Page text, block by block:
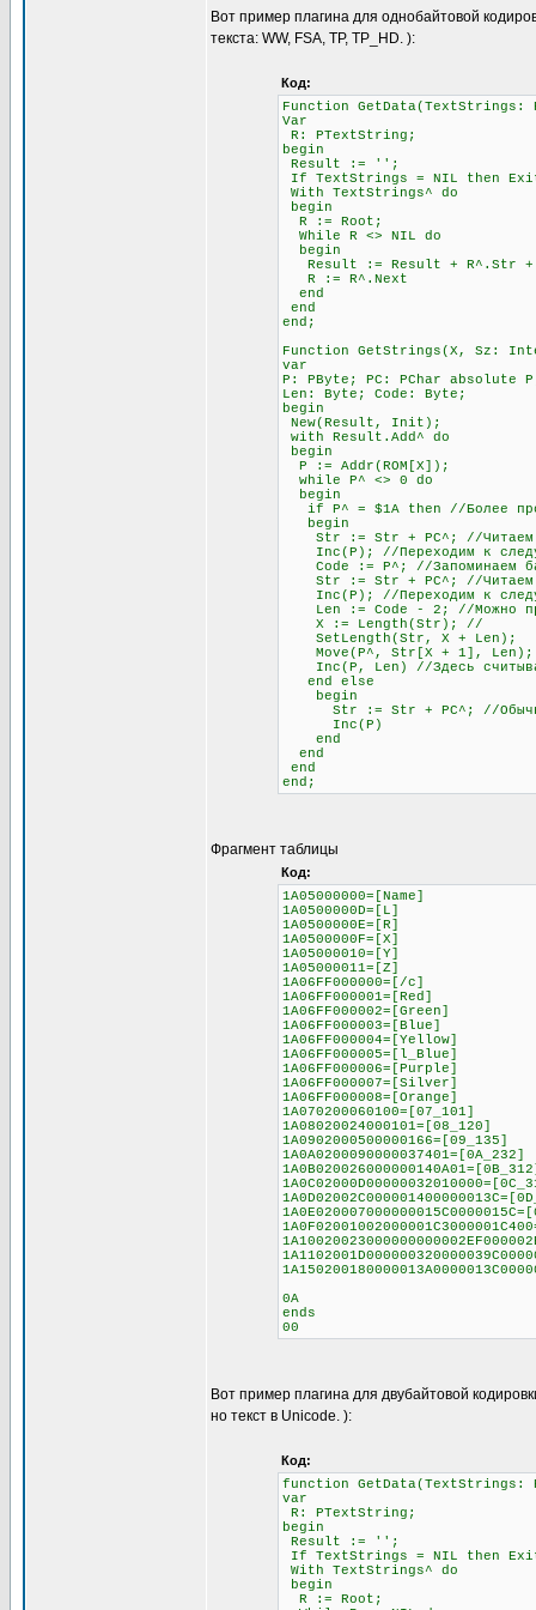
Вот пример плагина для однобайтовой
текста: WW, FSA, TP, TP_HD. ):
Код:
Function
Var
R: PTextString;
begin
Result := '';
If TextStrings = NIL then
With TextStrings^ do
begin
R := Root;
While R <> NIL do
begin
Result := Result + R^.Str +
R := R^.Next
end
end
end;
Function GetStrings(X, Sz:
var
P: PByte; PC: PChar absolute
Len: Byte; Code: Byte;
begin
New(Result, Init);
with Result.Add^ do
begin
P := Addr(ROM[X]);
while P^ <> 0 do
begin
if P^ = $1A then //Более
begin
Str := Str + PC^; //Читаем
Inc(P); //Переходим к
Code := P^; //Запоминаем
Str := Str + PC^; //Читаем
Inc(P); //Переходим к
Len := Code - 2; //Можно
X := Length(Str); //
SetLength(Str, X +
Move(P^, Str[X + 1],
Inc(P, Len) //Здесь
end else
begin
Str := Str + PC^; //Обычное
Inc(P)
end
end
end
end;
Фрагмент таблицы
Код:
1A05000000=[Name]
1A0500000D=[L]
1A0500000E=[R]
1A0500000F=[X]
1A05000010=[Y]
1A05000011=[Z]
1A06FF000000=[/c]
1A06FF000001=[Red]
1A06FF000002=[Green]
1A06FF000003=[Blue]
1A06FF000004=[Yellow]
1A06FF000005=[l_Blue]
1A06FF000006=[Purple]
1A06FF000007=[Silver]
1A06FF000008=[Orange]
1A070200060100=[07_101]
1A08020024000101=[08_120]
1A0902000500000166=[09_135]
1A0A0200090000037401=[0A_232]
0A
ends
00
Вот пример плагина для двубайтовой
но текст в Unicode. ):
Код:
function
var
R: PTextString;
begin
Result := '';
If TextStrings = NIL then
With TextStrings^ do
begin
R := Root;